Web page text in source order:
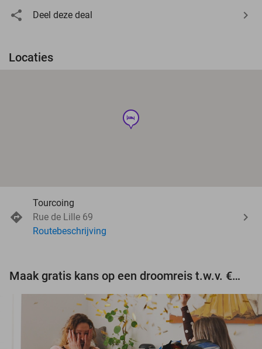
Deel deze deal
Locaties
hotel
Tourcoing
Rue de Lille 69
Routebeschrijving
Maak gratis kans op een droomreis t.w.v. €3.000!